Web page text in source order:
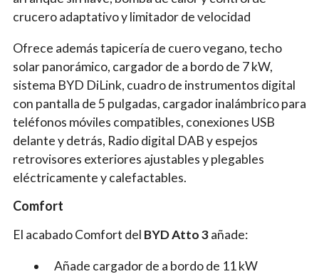
crucero adaptativo y limitador de velocidad
Ofrece además tapicería de cuero vegano, techo
solar panorámico, cargador de a bordo de 7 kW,
sistema BYD DiLink, cuadro de instrumentos digital
con pantalla de 5 pulgadas, cargador inalámbrico para
teléfonos móviles compatibles, conexiones USB
delante y detrás, Radio digital DAB y espejos
retrovisores exteriores ajustables y plegables
eléctricamente y calefactables.
Comfort
El acabado Comfort del BYD Atto 3añade:
Añade cargador de a bordo de 11 kW